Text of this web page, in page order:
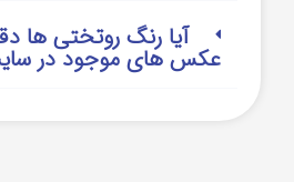
آیا رنگ روتختی ها
عکس های موجود در